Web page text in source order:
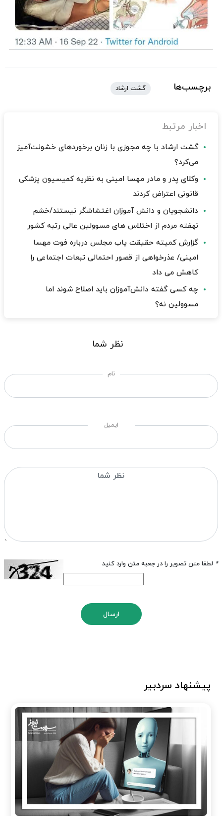
برچسب‌ها گشت ارشاد
اخبار مرتبط
گشت ارشاد با چه مجوزی با زنان برخوردهای خشونت‌آمیز
می‌کرد؟
وکلای پدر و مادر مهسا امینی به نظریه کمیسیون پزشکی
قانونی اعتراض کردند
دانشجویان و دانش آموزان اغتشاشگر نیستند/خشم
نهفته مردم از اختلاس های مسوولین عالی رتبه کشور
گزارش کمیته حقیقت یاب مجلس درباره فوت مهسا
امینی/ عذرخواهی از قصور احتمالی تبعات اجتماعی را
کاهش می داد
چه کسی گفته دانش‌آموزان باید اصلاح شوند اما
مسوولین نه؟
نظر شما
نام
ایمیل
* لطفا متن تصویر را در جعبه متن وارد کنید
ارسال
پیشنهاد سردبیر